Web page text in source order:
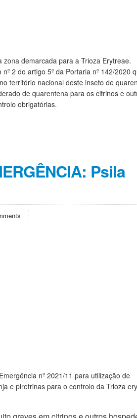
demarcada para a Trioza Erytreae.
2 do artigo 5º da Portaria nº 142/2020
território nacional deste inseto de
de quarentena para os citrinos e
obrigatórias.
Psila
nº 2021/11 para utilização de
e piretrinas para o controlo da Trioza